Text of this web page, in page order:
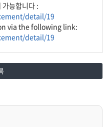
가능합니다 :
detail/19
via the following link:
detail/19